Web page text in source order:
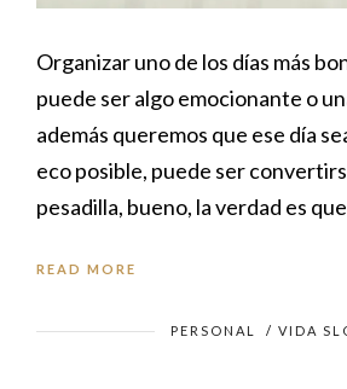
Organizar uno de los días más
puede ser algo emocionante o
además queremos que ese día
eco posible, puede ser
pesadilla, bueno, la verdad es
READ MORE
PERSONAL / VIDA